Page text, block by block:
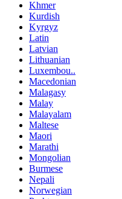
Khmer
Kurdish
Kyrgyz
Latin
Latvian
Lithuanian
Luxembou..
Macedonian
Malagasy
Malay
Malayalam
Maltese
Maori
Marathi
Mongolian
Burmese
Nepali
Norwegian